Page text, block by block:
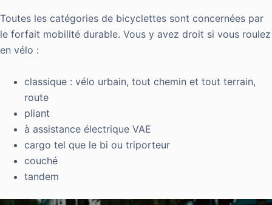
Toutes les catégories de bicyclettes sont concernées par
le forfait mobilité durable. Vous y avez droit si vous roulez
en vélo :
classique : vélo urbain, tout chemin et tout terrain,
route
pliant
à assistance électrique VAE
cargo tel que le bi ou triporteur
couché
tandem